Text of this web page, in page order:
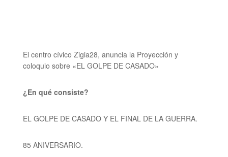
El centro cívico Zigia28, anuncia la Proyección y
coloquio sobre «EL GOLPE DE CASADO»
¿En qué consiste?
EL GOLPE DE CASADO Y EL FINAL DE LA GUERRA.
85 ANIVERSARIO.